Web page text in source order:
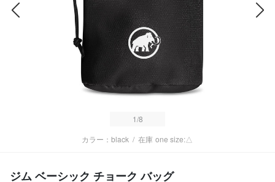
1/8
カラー：black / 在庫 one size:△
ジム ベーシック チョーク バッグ